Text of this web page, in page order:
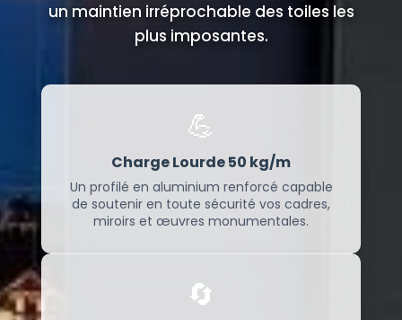
un maintien irréprochable des toiles les
plus imposantes.
💪
Charge Lourde 50 kg/m
Un profilé en aluminium renforcé capable
de soutenir en toute sécurité vos cadres,
miroirs et œuvres monumentales.
🔄